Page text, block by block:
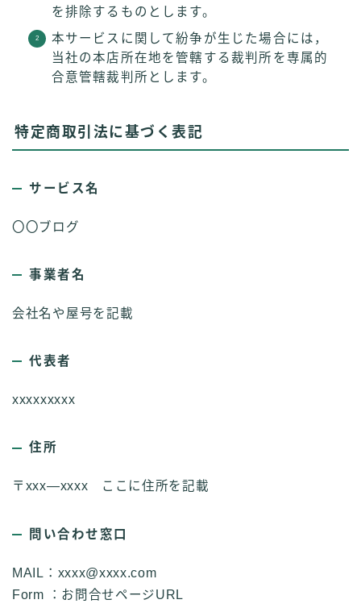
を排除するものとします。
本サービスに関して紛争が生じた場合には，
当社の本店所在地を管轄する裁判所を専属的
合意管轄裁判所とします。
特定商取引法に基づく表記
サービス名
〇〇ブログ
事業者名
会社名や屋号を記載
代表者
xxxxxxxxx
住所
〒xxx―xxxx ここに住所を記載
問い合わせ窓口
MAIL：xxxx@xxxx.com
Form ：お問合せページURL